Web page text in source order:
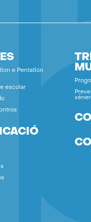
e Pentatlón
escolar